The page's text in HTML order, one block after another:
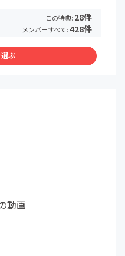
この特典: 28件
メンバーすべて:428件
ぶ
動画